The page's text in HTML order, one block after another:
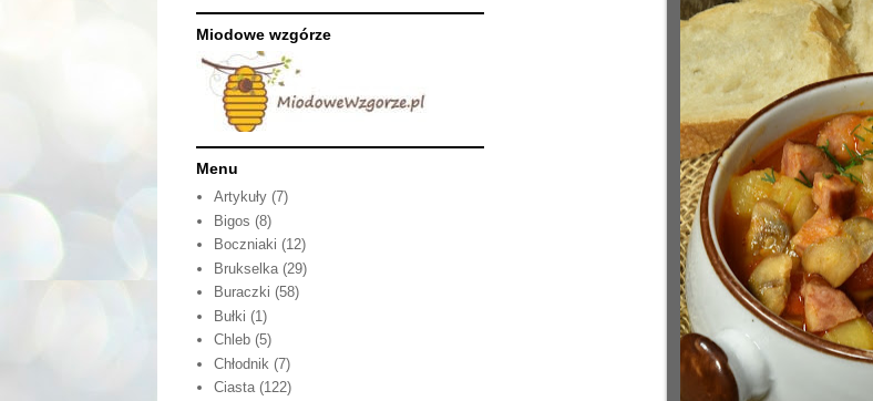
Miodowe wzgórze
Menu
Artykuły (7)
Bigos (8)
Boczniaki (12)
Brukselka (29)
Buraczki (58)
Bułki (1)
Chleb (5)
Chłodnik (7)
Ciasta (122)